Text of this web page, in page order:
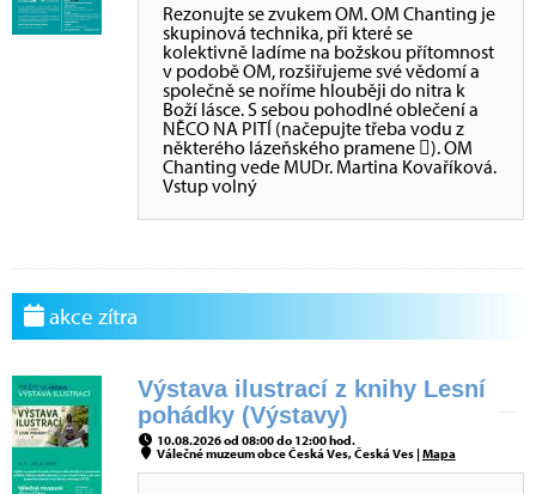
Rezonujte se zvukem OM. OM Chanting je
skupinová technika, při které se
kolektivně ladíme na božskou přítomnost
v podobě OM, rozšiřujeme své vědomí a
společně se noříme hlouběji do nitra k
Boží lásce. S sebou pohodlné oblečení a
NĚCO NA PITÍ (načepujte třeba vodu z
některého lázeňského pramene ). OM
Chanting vede MUDr. Martina Kovaříková.
Vstup volný
akce zítra
Výstava ilustrací z knihy Lesní
pohádky (Výstavy)
10.08.2026 od 08:00 do 12:00 hod.
Válečné muzeum obce Česká Ves, Česká Ves |Mapa